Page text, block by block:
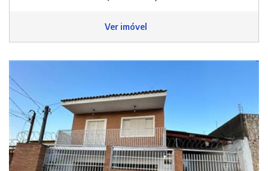
Ver imóvel